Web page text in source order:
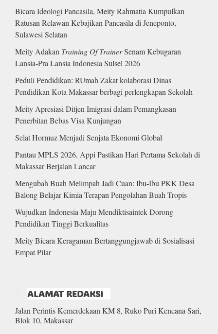
Bicara Ideologi Pancasila, Meity Rahmatia Kumpulkan
Ratusan Relawan Kebajikan Pancasila di Jeneponto,
Sulawesi Selatan
Meity Adakan Training Of TrainerSenam Kebugaran
Lansia-Pra Lansia Indonesia Sulsel 2026
Peduli Pendidikan: RUmah Zakat kolaborasi Dinas
Pendidikan Kota Makassar berbagi perlengkapan Sekolah
Meity Apresiasi Ditjen Imigrasi dalam Pemangkasan
Penerbitan Bebas Visa Kunjungan
Selat Hormuz Menjadi Senjata Ekonomi Global
Pantau MPLS 2026, Appi Pastikan Hari Pertama Sekolah di
Makassar Berjalan Lancar
Mengubah Buah Melimpah Jadi Cuan: Ibu-Ibu PKK Desa
Balong Belajar Kimia Terapan Pengolahan Buah Tropis
Wujudkan Indonesia Maju Mendiktisaintek Dorong
Pendidikan Tinggi Berkualitas
Meity Bicara Keragaman Bertanggungjawab di Sosialisasi
Empat Pilar
ALAMAT REDAKSI
Jalan Perintis Kemerdekaan KM 8, Ruko Puri Kencana Sari,
Blok 10, Makassar